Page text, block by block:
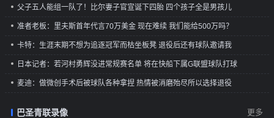
父子五人能组一队了！比尔妻子官宣诞下四胎 四个孩子全是男孩儿
准者老板：里夫斯首年代言70万美金 现在难续 我们能给500万吗？
卡特：生涯末期不想为追逐冠军而枯坐板凳 退役后还有球队邀请我
日本记者：若河村勇辉没进常规赛名单 将在快船下属G联盟球队打球
麦迪：做微创手术后被球队各种拿捏 热情被消磨殆尽所以选择退役
巴圣青联录像 更多